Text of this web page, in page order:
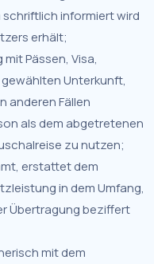
informiert wird
erhält;
Pässen, Visa,
Unterkunft,
anderen Fällen
als dem abgetretenen
zu nutzen;
erstattet dem
in dem Umfang,
Übertragung beziffert
mit dem